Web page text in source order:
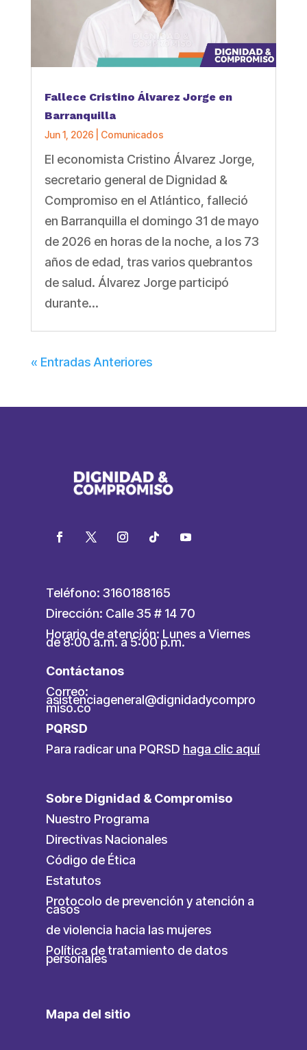
Fallece Cristino Álvarez Jorge en
Barranquilla
Jun 1, 2026 Comunicados
El economista Cristino Álvarez Jorge,
secretario general de Dignidad &
Compromiso en el Atlántico, falleció
en Barranquilla el domingo 31 de mayo
de 2026 en horas de la noche, a los 73
años de edad, tras varios quebrantos
de salud. Álvarez Jorge participó
durante...
« Entradas Anteriores
Teléfono: 3160188165
Dirección: Calle 35 # 14 70
Horario de atención: Lunes a Viernes
de 8:00 a.m. a 5:00 p.m.
Contáctanos
Correo:
asistenciageneral@dignidadycompro
miso.co
PQRSD
Para radicar una PQRSD haga clic aquí
Sobre Dignidad & Compromiso
Nuestro Programa
Directivas Nacionales
Código de Ética
Estatutos
Protocolo de prevención y atención a
casos
de violencia hacia las mujeres
Política de tratamiento de datos
personales
Mapa del sitio